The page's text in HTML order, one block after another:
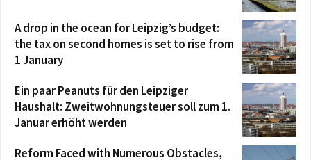
A drop in the ocean for Leipzig’s budget:
the tax on second homes is set to rise from
1 January
Ein paar Peanuts für den Leipziger
Haushalt: Zweitwohnungsteuer soll zum 1.
Januar erhöht werden
Reform Faced with Numerous Obstacles,